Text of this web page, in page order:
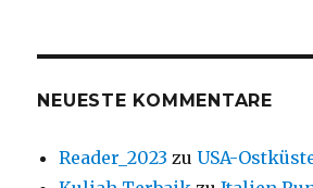
NEUESTE KOMMENTARE
Reader_2023 zuUSA-